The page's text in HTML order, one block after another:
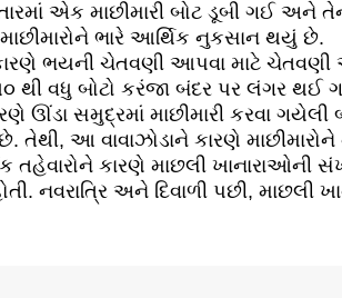
એક માછીમારી બોટ ડૂબી ગઈ
માછીમારોને ભારે આર્થિક નુકસાન થયું છે.
ભયની ચેતવણી આપવા માટે ચેતવણી
થી વધુ બોટો કરંજા બંદર પર લંગર થઈ
ઊંડા સમુદ્રમાં માછીમારી કરવા
તેથી, આ વાવાઝોડાને કારણે
તહેવારોને કારણે માછલી ખાનારાઓની
નવરાત્રિ અને દિવાળી પછી,